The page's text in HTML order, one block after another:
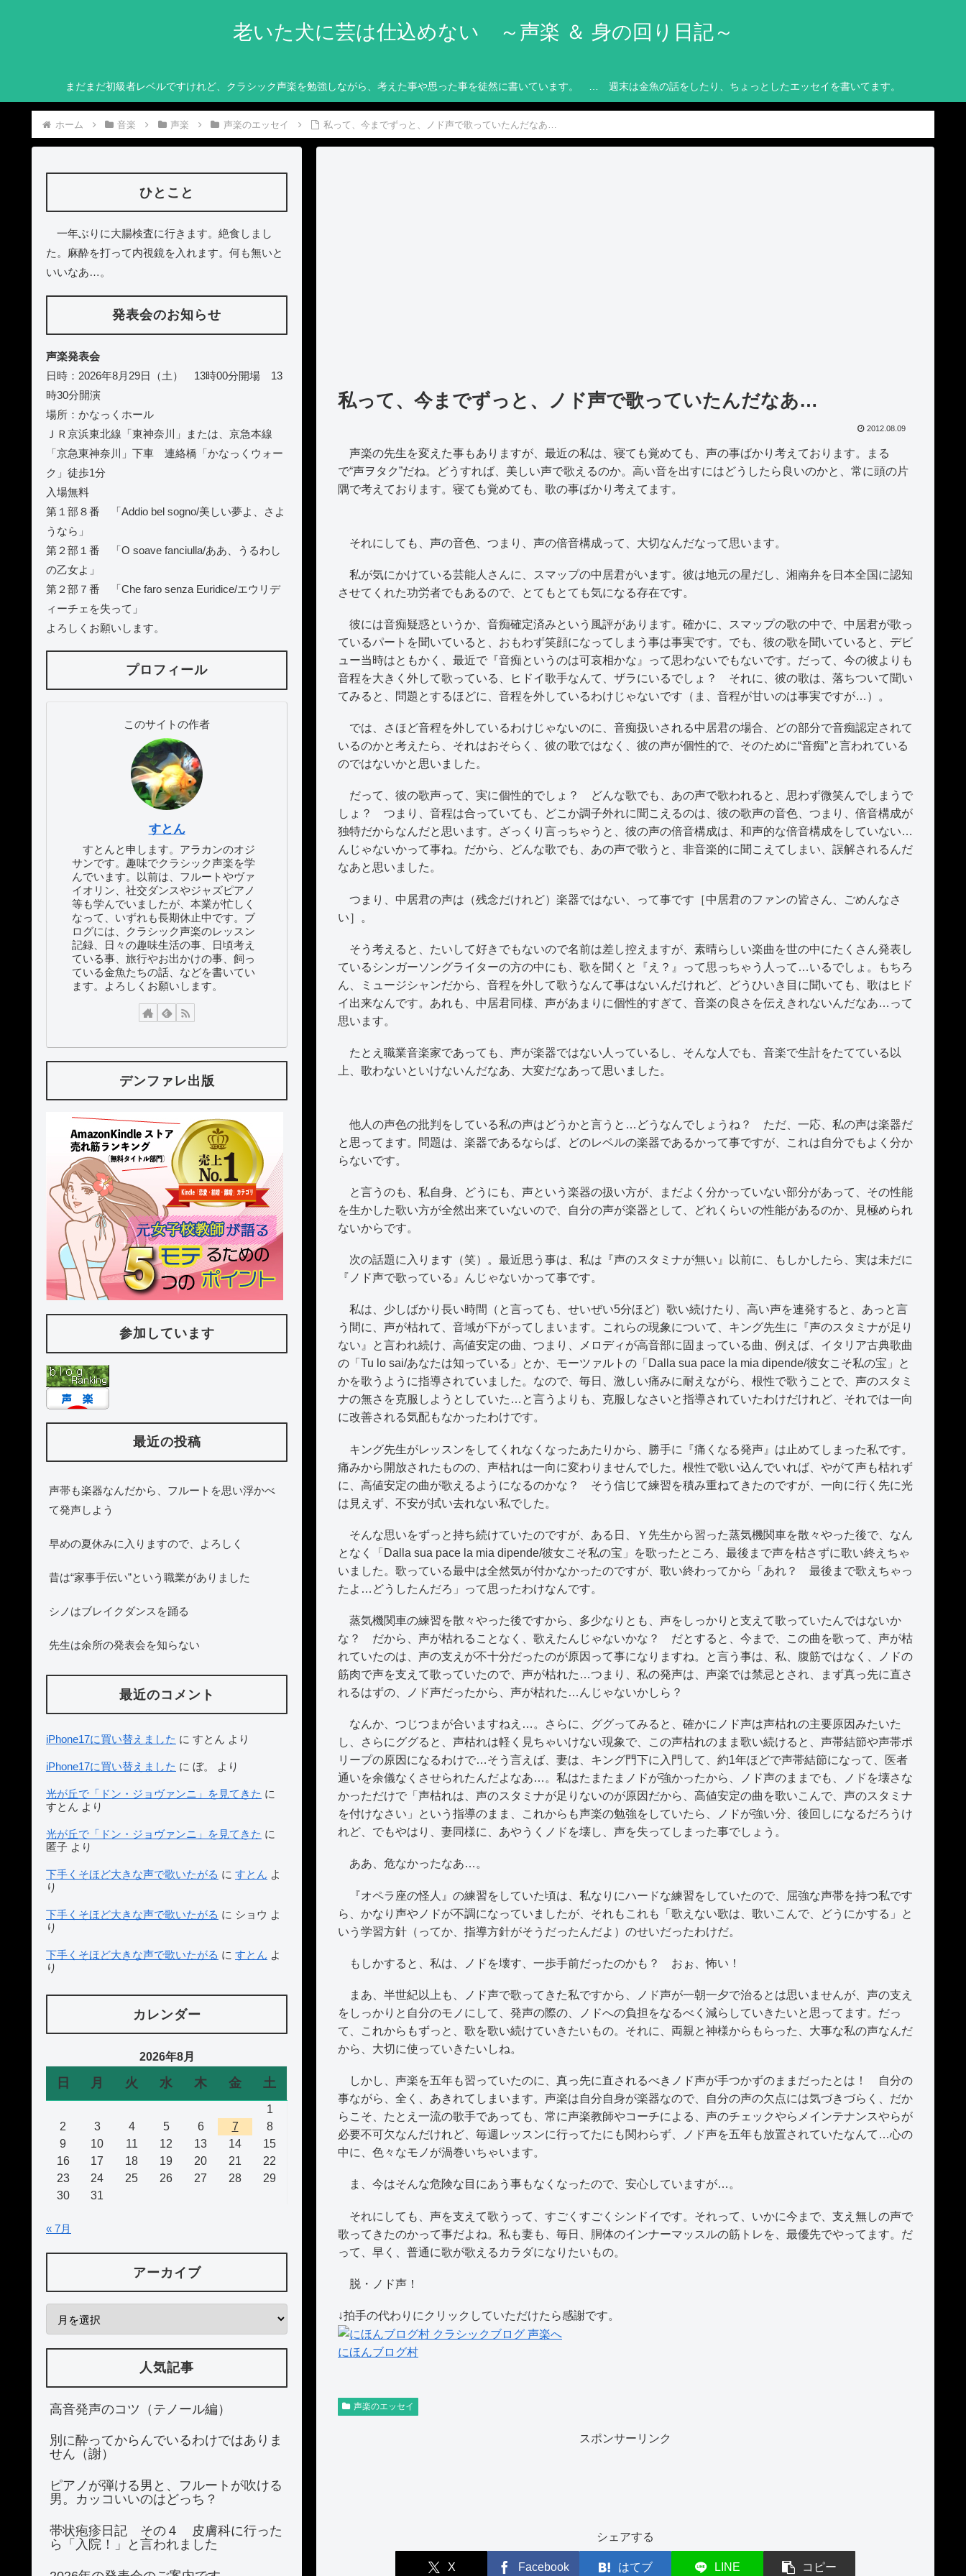
老いた犬に芸は仕込めない ～声楽 ＆ 身の回り日記～
まだまだ初級者レベルですけれど、クラシック声楽を勉強しながら、考えた事や思った事を徒然に書いています。 … 週末は金魚の話をしたり、ちょっとしたエッセイを書いてます。
ホーム 音楽 声楽 声楽のエッセイ 私って、今までずっと、ノド声で歌っていたんだなあ…
私って、今までずっと、ノド声で歌っていたんだなあ…
2012.08.09
声楽の先生を変えた事もありますが、最近の私は、寝ても覚めても、声の事ばかり考えております。まる
で“声ヲタク”だね。どうすれば、美しい声で歌えるのか。高い音を出すにはどうしたら良いのかと、常に頭の片
隅で考えております。寝ても覚めても、歌の事ばかり考えてます。
それにしても、声の音色、つまり、声の倍音構成って、大切なんだなって思います。
私が気にかけている芸能人さんに、スマップの中居君がいます。彼は地元の星だし、湘南弁を日本全国に認知
させてくれた功労者でもあるので、とてもとても気になる存在です。
彼には音痴疑惑というか、音痴確定済みという風評があります。確かに、スマップの歌の中で、中居君が歌っ
ているパートを聞いていると、おもわず笑顔になってしまう事は事実です。でも、彼の歌を聞いていると、デビ
ュー当時はともかく、最近で『音痴というのは可哀相かな』って思わないでもないです。だって、今の彼よりも
音程を大きく外して歌っている、ヒドイ歌手なんて、ザラにいるでしょ？ それに、彼の歌は、落ちついて聞い
てみると、問題とするほどに、音程を外しているわけじゃないです（ま、音程が甘いのは事実ですが…）。
では、さほど音程を外しているわけじゃないのに、音痴扱いされる中居君の場合、どの部分で音痴認定されて
いるのかと考えたら、それはおそらく、彼の歌ではなく、彼の声が個性的で、そのために“音痴”と言われている
のではないかと思いました。
だって、彼の歌声って、実に個性的でしょ？ どんな歌でも、あの声で歌われると、思わず微笑んでしまうで
しょ？ つまり、音程は合っていても、どこか調子外れに聞こえるのは、彼の歌声の音色、つまり、倍音構成が
独特だからなんだと思います。ざっくり言っちゃうと、彼の声の倍音構成は、和声的な倍音構成をしていない…
んじゃないかって事ね。だから、どんな歌でも、あの声で歌うと、非音楽的に聞こえてしまい、誤解されるんだ
なあと思いました。
つまり、中居君の声は（残念だけれど）楽器ではない、って事です［中居君のファンの皆さん、ごめんなさ
い］。
そう考えると、たいして好きでもないので名前は差し控えますが、素晴らしい楽曲を世の中にたくさん発表し
ているシンガーソングライターの方の中にも、歌を聞くと『え？』って思っちゃう人って…いるでしょ。もちろ
ん、ミュージシャンだから、音程を外して歌うなんて事はないんだけれど、どうひいき目に聞いても、歌はヒド
イ出来なんです。あれも、中居君同様、声があまりに個性的すぎて、音楽の良さを伝えきれないんだなあ…って
思います。
たとえ職業音楽家であっても、声が楽器ではない人っているし、そんな人でも、音楽で生計をたてている以
上、歌わないといけないんだなあ、大変だなあって思いました。
他人の声色の批判をしている私の声はどうかと言うと…どうなんでしょうね？ ただ、一応、私の声は楽器だ
と思ってます。問題は、楽器であるならば、どのレベルの楽器であるかって事ですが、これは自分でもよく分か
らないです。
と言うのも、私自身、どうにも、声という楽器の扱い方が、まだよく分かっていない部分があって、その性能
を生かした歌い方が全然出来ていないので、自分の声が楽器として、どれくらいの性能があるのか、見極められ
ないからです。
次の話題に入ります（笑）。最近思う事は、私は『声のスタミナが無い』以前に、もしかしたら、実は未だに
『ノド声で歌っている』んじゃないかって事です。
私は、少しばかり長い時間（と言っても、せいぜい5分ほど）歌い続けたり、高い声を連発すると、あっと言
う間に、声が枯れて、音域が下がってしまいます。これらの現象について、キング先生に『声のスタミナが足り
ない』と言われ続け、高値安定の曲、つまり、メロディが高音部に固まっている曲、例えば、イタリア古典歌曲
の「Tu lo sai/あなたは知っている」とか、モーツァルトの「Dalla sua pace la mia dipende/彼女こそ私の宝」と
かを歌うように指導されていました。なので、毎日、激しい痛みに耐えながら、根性で歌うことで、声のスタミ
ナの無さを克服しようとしていた…と言うよりも、克服しなさいと指導されていたわけだけれど、それでは一向
に改善される気配もなかったわけです。
キング先生がレッスンをしてくれなくなったあたりから、勝手に『痛くなる発声』は止めてしまった私です。
痛みから開放されたものの、声枯れは一向に変わりませんでした。根性で歌い込んでいれば、やがて声も枯れず
に、高値安定の曲が歌えるようになるのかな？ そう信じて練習を積み重ねてきたのですが、一向に行く先に光
は見えず、不安が拭い去れない私でした。
そんな思いをずっと持ち続けていたのですが、ある日、Ｙ先生から習った蒸気機関車を散々やった後で、なん
となく「Dalla sua pace la mia dipende/彼女こそ私の宝」を歌ったところ、最後まで声を枯さずに歌い終えちゃ
いました。歌っている最中は全然気が付かなかったのですが、歌い終わってから「あれ？ 最後まで歌えちゃっ
たよ…どうしたんだろ」って思ったわけなんです。
蒸気機関車の練習を散々やった後ですから、多少なりとも、声をしっかりと支えて歌っていたんではないか
な？ だから、声が枯れることなく、歌えたんじゃないかな？ だとすると、今まで、この曲を歌って、声が枯
れていたのは、声の支えが不十分だったのが原因って事になりますね。と言う事は、私、腹筋ではなく、ノドの
筋肉で声を支えて歌っていたので、声が枯れた…つまり、私の発声は、声楽では禁忌とされ、まず真っ先に直さ
れるはずの、ノド声だったから、声が枯れた…んじゃないかしら？
なんか、つじつまが合いますねえ…。さらに、ググってみると、確かにノド声は声枯れの主要原因みたいた
し、さらにググると、声枯れは軽く見ちゃいけない現象で、この声枯れのまま歌い続けると、声帯結節や声帯ポ
リープの原因になるわけで…そう言えば、妻は、キング門下に入門して、約1年ほどで声帯結節になって、医者
通いを余儀なくさせられたんだよなあ…。私はたまたまノドが強かったから、ノド声のままでも、ノドを壊さな
かっただけで「声枯れは、声のスタミナが足りないのが原因だから、高値安定の曲を歌いこんで、声のスタミナ
を付けなさい」という指導のまま、これからも声楽の勉強をしていたら、ノドが強い分、後回しになるだろうけ
れど、でもやはり、妻同様に、あやうくノドを壊し、声を失ってしまった事でしょう。
ああ、危なかったなあ…。
『オペラ座の怪人』の練習をしていた頃は、私なりにハードな練習をしていたので、屈強な声帯を持つ私です
ら、かなり声やノドが不調になっていましたが、それもこれも「歌えない歌は、歌いこんで、どうにかする」と
いう学習方針（ってか、指導方針がそうだったんだよ）のせいだったわけだ。
もしかすると、私は、ノドを壊す、一歩手前だったのかも？ おぉ、怖い！
まあ、半世紀以上も、ノド声で歌ってきた私ですから、ノド声が一朝一夕で治るとは思いませんが、声の支え
をしっかりと自分のモノにして、発声の際の、ノドへの負担をなるべく減らしていきたいと思ってます。だっ
て、これからもずっと、歌を歌い続けていきたいもの。それに、両親と神様からもらった、大事な私の声なんだ
から、大切に使っていきたいしね。
しかし、声楽を五年も習っていたのに、真っ先に直されるべきノド声が手つかずのままだったとは！ 自分の
事ながら、全く、あきれてしまいます。声楽は自分自身が楽器なので、自分の声の欠点には気づきづらく、だか
らこそ、たとえ一流の歌手であっても、常に声楽教師やコーチによる、声のチェックやらメインテナンスやらが
必要不可欠なんだけれど、毎週レッスンに行ってたにも関わらず、ノド声を五年も放置されていたなんて…心の
中に、色々なモノが渦巻いちゃいます。
ま、今はそんな危険な目にあう事もなくなったので、安心していますが…。
それにしても、声を支えて歌うって、すごくすごくシンドイです。それって、いかに今まで、支え無しの声で
歌ってきたのかって事だよね。私も妻も、毎日、胴体のインナーマッスルの筋トレを、最優先でやってます。だ
って、早く、普通に歌が歌えるカラダになりたいもの。
脱・ノド声！
↓拍手の代わりにクリックしていただけたら感謝です。
にほんブログ村
声楽のエッセイ
スポンサーリンク
シェアする
X Facebook はてブ LINE コピー
ひとこと
一年ぶりに大腸検査に行きます。絶食しまし
た。麻酔を打って内視鏡を入れます。何も無いと
いいなあ…。
発表会のお知らせ
声楽発表会
日時：2026年8月29日（土） 13時00分開場 13
時30分開演
場所：かなっくホール
ＪＲ京浜東北線「東神奈川」または、京急本線
「京急東神奈川」下車 連絡橋「かなっくウォー
ク」徒歩1分
入場無料
第１部８番 「Addio bel sogno/美しい夢よ、さよ
うなら」
第２部１番 「O soave fanciulla/ああ、うるわし
の乙女よ」
第２部７番 「Che faro senza Euridice/エウリデ
ィーチェを失って」
よろしくお願いします。
プロフィール
このサイトの作者
すとん
すとんと申します。アラカンのオジ
サンです。趣味でクラシック声楽を学
んでいます。以前は、フルートやヴァ
イオリン、社交ダンスやジャズピアノ
等も学んでいましたが、本業が忙しく
なって、いずれも長期休止中です。ブ
ログには、クラシック声楽のレッスン
記録、日々の趣味生活の事、日頃考え
ている事、旅行やお出かけの事、飼っ
ている金魚たちの話、などを書いてい
ます。よろしくお願いします。
デンファレ出版
参加しています
最近の投稿
声帯も楽器なんだから、フルートを思い浮かべ
て発声しよう
早めの夏休みに入りますので、よろしく
昔は“家事手伝い”という職業がありました
シノはブレイクダンスを踊る
先生は余所の発表会を知らない
最近のコメント
iPhone17に買い替えました に すとん より
iPhone17に買い替えました に ぼ。 より
光が丘で「ドン・ジョヴァンニ」を見てきた に
すとん より
光が丘で「ドン・ジョヴァンニ」を見てきた に
匿子 より
下手くそほど大きな声で歌いたがる に すとん よ
り
下手くそほど大きな声で歌いたがる に ショウ よ
り
下手くそほど大きな声で歌いたがる に すとん よ
り
カレンダー
2026年8月
日 月 火 水 木 金 土
1
2
3 4 5 6 7
8
9
10 11 12 13 14
15
16
17 18 19 20 21
22
23
24 25 26 27 28
29
30
31
« 7月
アーカイブ
人気記事
高音発声のコツ（テノール編）
別に酔ってからんでいるわけではありま
せん（謝）
ピアノが弾ける男と、フルートが吹ける
男。カッコいいのはどっち？
帯状疱疹日記 その４ 皮膚科に行った
ら「入院！」と言われました